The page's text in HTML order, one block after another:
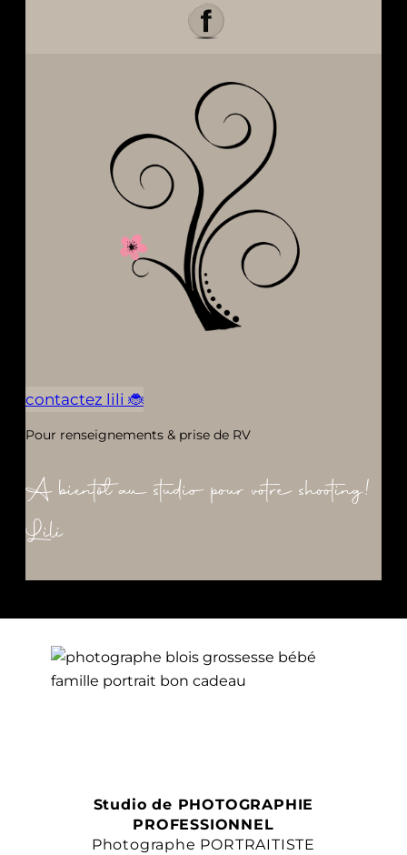
contactez lili 🐞
Pour renseignements & prise de RV
A bientôt au studio pour votre shooting!
Lili
Studio de PHOTOGRAPHIE
PROFESSIONNEL
Photographe PORTRAITISTE